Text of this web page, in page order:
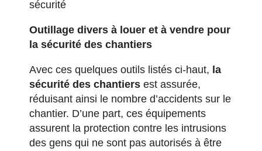
sécurité
Outillage divers à louer et à vendre pour
la sécurité des chantiers
Avec ces quelques outils listés ci-haut, la
sécurité des chantiers est assurée,
réduisant ainsi le nombre d’accidents sur le
chantier. D’une part, ces équipements
assurent la protection contre les intrusions
des gens qui ne sont pas autorisés à être